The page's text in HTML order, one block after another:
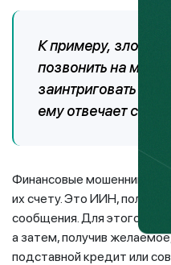
К примеру,
позвонить на
заинтриговать и
ему отвечает
Финансовые мошенники
их счету. Это ИИН, полные
сообщения. Для этого они
а затем, получив
подставной кредит или